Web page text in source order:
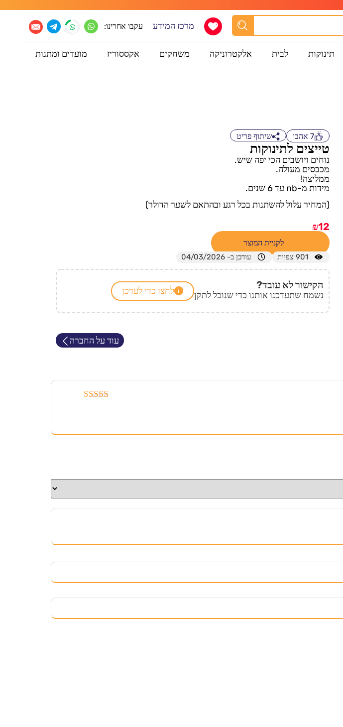
מרכז המידע עקבו אחרינו:
תינוקות לבית אלקטרוניקה משחקים אקססוריז מועדים ומתנות
7 אהבו שיתוף פריט
טייצים לתינוקות
נוחים ויושבים הכי יפה שיש.
מכבסים מעולה.
ממליצה!
מידות מ-nb עד 6 שנים.
(המחיר עלול להשתנות בכל רגע ובהתאם לשער הדולר)
₪12
לקניית המוצר
901 צפיות עודכן ב- 04/03/2026
הקישור לא עובד?
נשמח שתעדכנו אותנו כדי שנוכל לתקן לחצו כדי לעדכן
עוד על החברה